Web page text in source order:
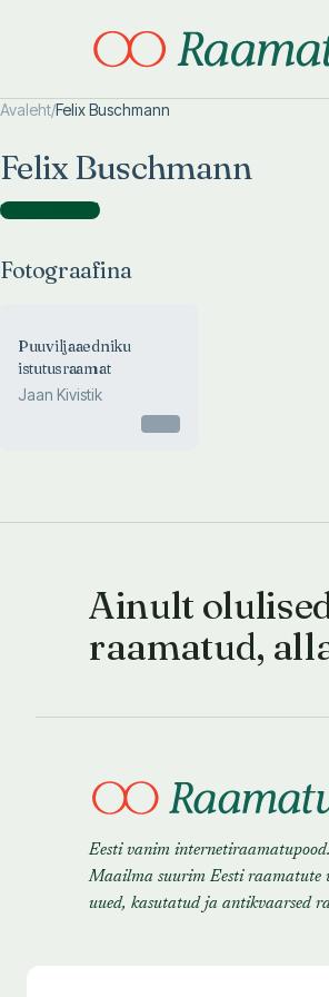
Avaleht/Felix Buschmann
Felix Buschmann
Fotograafina )
Fotograafina
Puuviljaaedniku
istutusraamat
Jaan Kivistik
Ainult
raamatud,
Eesti vanim internetiraamatupood.
Maailma suurim Eesti raamatute
uued, kasutatud ja antikvaarsed